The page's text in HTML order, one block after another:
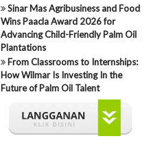
Sinar Mas Agribusiness and Food
Wins Paacla Award 2026 for
Advancing Child-Friendly Palm Oil
Plantations
From Classrooms to Internships:
How Wilmar Is Investing In the
Future of Palm Oil Talent